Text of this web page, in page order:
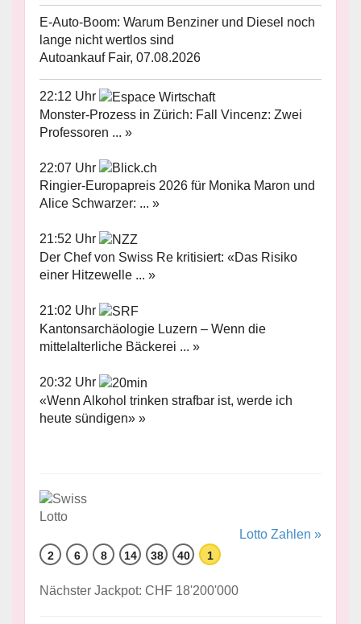
E-Auto-Boom: Warum Benziner und Diesel noch
lange nicht wertlos sind
Autoankauf Fair, 07.08.2026
22:12 Uhr
Monster-Prozess in Zürich: Fall Vincenz: Zwei
Professoren ... »
22:07 Uhr
Ringier-Europapreis 2026 für Monika Maron und
Alice Schwarzer: ... »
21:52 Uhr
Der Chef von Swiss Re kritisiert: «Das Risiko
einer Hitzewelle ... »
21:02 Uhr
Kantonsarchäologie Luzern – Wenn die
mittelalterliche Bäckerei ... »
20:32 Uhr
«Wenn Alkohol trinken strafbar ist, werde ich
heute sündigen» »
Lotto Zahlen »
2 6 8 14 38 40 1
Nächster Jackpot: CHF 18'200'000